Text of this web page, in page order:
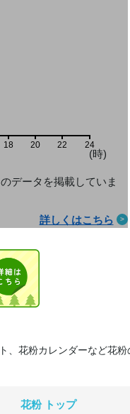
18 20 22 24
(時)
のデータを掲載していま
詳しくはこちら
、花粉カレンダーなど花
花粉 トップ